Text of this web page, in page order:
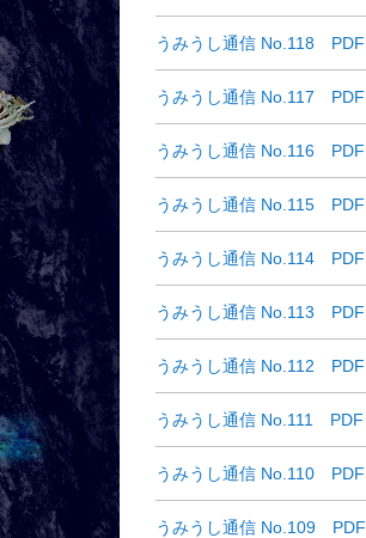
うみうし通信 No.118 PDF
うみうし通信 No.117 PDF
うみうし通信 No.116 PDF
うみうし通信 No.115 PDF
うみうし通信 No.114 PDF
うみうし通信 No.113 PDF
うみうし通信 No.112 PDF
うみうし通信 No.111 PDF
うみうし通信 No.110 PDF
うみうし通信 No.109 PDF